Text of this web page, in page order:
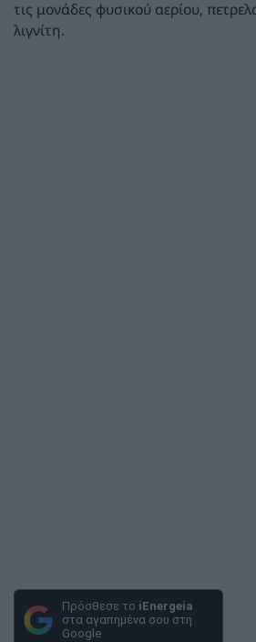
τις μονάδες φυσικού αερίου,
λιγνίτη.
Πρόσθεσε το iEnergeia
στα αγαπημένα σου στη
Google